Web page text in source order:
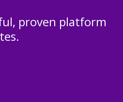
proven platform